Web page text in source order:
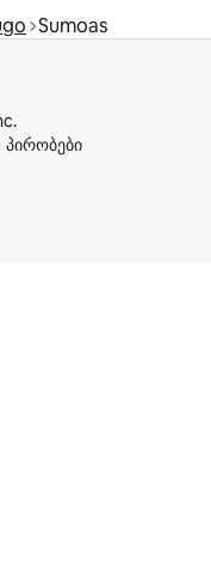
Sumoas
პირობები